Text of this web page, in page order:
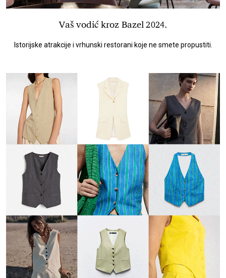
Vaš vodić kroz Bazel 2024.
Istorijske atrakcije i vrhunski restorani koje ne smete propustiti.